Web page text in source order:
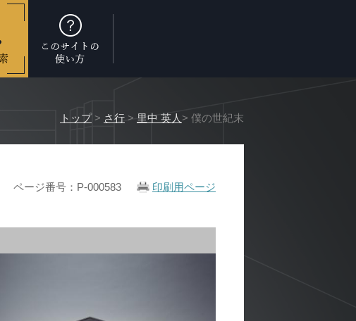
印刷用ページ
トップ> さ行 > 里中 英人 > 僕の世紀末
ページ番号：P-000583